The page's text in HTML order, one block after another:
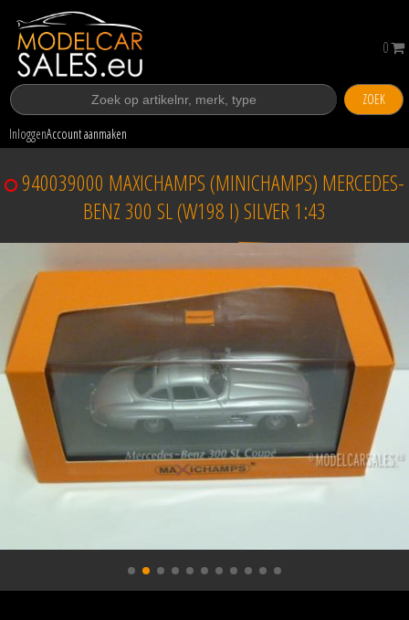
ZOEK
InloggenAccount aanmaken
0
940039000 MAXICHAMPS (MINICHAMPS) MERCEDES-
BENZ 300 SL (W198 I) SILVER 1:43
Verkocht